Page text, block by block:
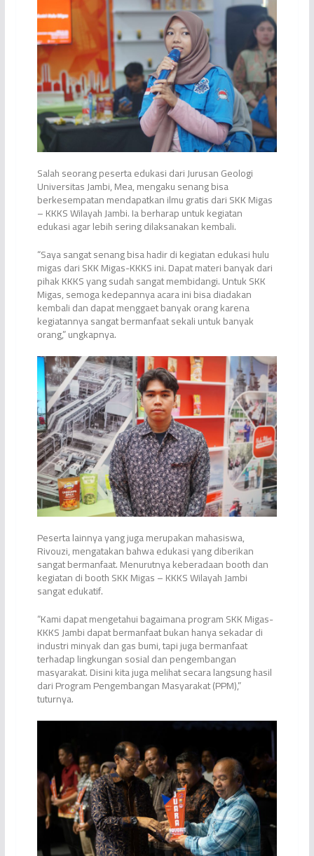
Salah seorang peserta edukasi dari Jurusan Geologi
Universitas Jambi, Mea, mengaku senang bisa
berkesempatan mendapatkan ilmu gratis dari SKK Migas
– KKKS Wilayah Jambi. Ia berharap untuk kegiatan
edukasi agar lebih sering dilaksanakan kembali.
“Saya sangat senang bisa hadir di kegiatan edukasi hulu
migas dari SKK Migas-KKKS ini. Dapat materi banyak dari
pihak KKKS yang sudah sangat membidangi. Untuk SKK
Migas, semoga kedepannya acara ini bisa diadakan
kembali dan dapat menggaet banyak orang karena
kegiatannya sangat bermanfaat sekali untuk banyak
orang,” ungkapnya.
Peserta lainnya yang juga merupakan mahasiswa,
Rivouzi, mengatakan bahwa edukasi yang diberikan
sangat bermanfaat. Menurutnya keberadaan booth dan
kegiatan di booth SKK Migas – KKKS Wilayah Jambi
sangat edukatif.
“Kami dapat mengetahui bagaimana program SKK Migas-
KKKS Jambi dapat bermanfaat bukan hanya sekadar di
industri minyak dan gas bumi, tapi juga bermanfaat
terhadap lingkungan sosial dan pengembangan
masyarakat. Disini kita juga melihat secara langsung hasil
dari Program Pengembangan Masyarakat (PPM),”
tuturnya.